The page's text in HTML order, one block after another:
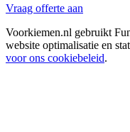
Vraag offerte aan
Voorkiemen.nl gebruikt
website optimalisatie en
voor ons cookiebeleid.